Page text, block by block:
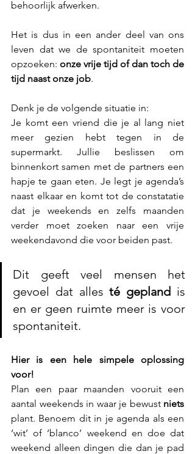
behoorlijk afwerken.
Het is dus in een ander deel van ons
leven dat we de spontaniteit moeten
opzoeken: onze vrije tijd of dan toch de
tijd naast onze job.
Denk je de volgende situatie in:
Je komt een vriend die je al lang niet
meer gezien hebt tegen in de
supermarkt. Jullie beslissen om
binnenkort samen met de partners een
hapje te gaan eten. Je legt je agenda’s
naast elkaar en komt tot de constatatie
dat je weekends en zelfs maanden
verder moet zoeken naar een vrije
weekendavond die voor beiden past.
Dit geeft veel mensen het
gevoel dat alles té gepland is
en er geen ruimte meer is voor
spontaniteit.
Hier is een hele simpele oplossing
voor!
Plan een paar maanden vooruit een
aantal weekends in waar je bewust niets
plant. Benoem dit in je agenda als een
‘wit’ of ‘blanco’ weekend en doe dat
weekend alleen dingen die dan je pad